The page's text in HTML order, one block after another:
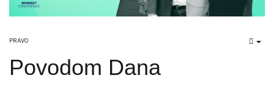
PRAVO
Povodom Dana